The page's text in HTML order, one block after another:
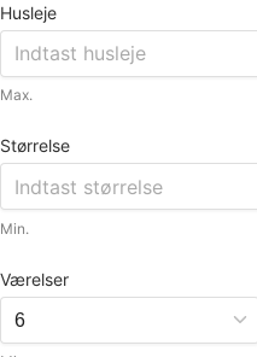
Husleje
Max.
Størrelse
Min.
Værelser